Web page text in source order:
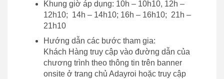
Khung giờ áp dụng: 10h – 10h10, 12h –
12h10; 14h – 14h10; 16h – 16h10; 21h –
21h10
Hướng dẫn các bước tham gia:
Khách Hàng truy cập vào đường dẫn của
chương trình theo thông tin trên banner
onsite ở trang chủ Adayroi hoặc truy cập